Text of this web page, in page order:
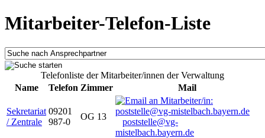
Mitarbeiter-Telefon-Liste
Telefonliste der Mitarbeiter/innen der Verwaltung
Name
Telefon Zimmer Mail
Sekretariat
/ Zentrale
09201
987-0
OG 13
poststelle@vg-
mistelbach.bayern.de